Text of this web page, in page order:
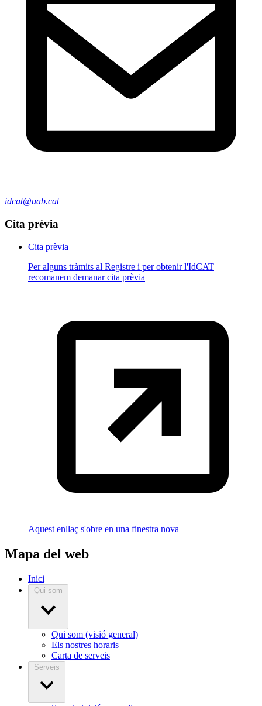
idcat@uab.cat
Cita prèvia
Cita prèvia
Per alguns tràmits al Registre i per obtenir l'IdCAT
recomanem demanar cita prèvia
Aquest enllaç s'obre en una finestra nova
Mapa del web
Inici
Qui som
Qui som (visió general)
Els nostres horaris
Carta de serveis
Serveis